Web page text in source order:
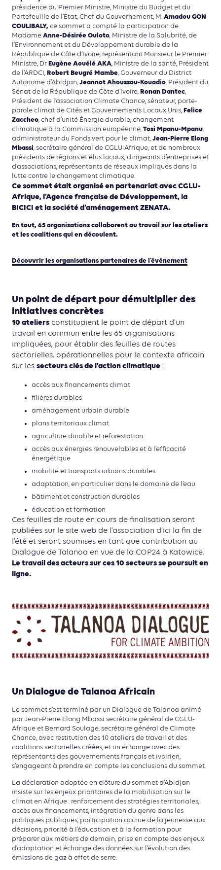
présidence du Premier Ministre, Ministre du Budget et du
Portefeuille de l’Etat, Chef du Gouvernement, M. Amadou GON
COULIBALY, ce sommet a compté la participation de
Madame Anne-Désirée Ouloto, Ministre de la Salubrité, de
l’Environnement et du Développement durable de la
République de Côte d’Ivoire, représentant Monsieur le Premier
Ministre, Dr Eugène Aouélé AKA, Ministre de la santé, Président
de l’ARDCI, Robert Beugré Mambe, Gouverneur du District
Autonome d’Abidjan, Jeannot Ahoussou-Kouadio, Président du
Sénat de la République de Côte d’Ivoire, Ronan Dantec,
Président de l’association Climate Chance, sénateur, porte-
parole climat de Cités et Gouvernements Locaux Unis, Felice
Zaccheo, chef d’unité Énergie durable, changement
climatique à la Commission européenne, Tosi Mpanu-Mpanu,
administrateur du Fonds vert pour le climat, Jean-Pierre Elong
Mbassi, secrétaire général de CGLU-Afrique, et de nombreux
présidents de régions et élus locaux, dirigeants d’entreprises et
d’associations, représentants de réseaux impliqués dans la
lutte contre le changement climatique.
Ce sommet était organisé en partenariat avec CGLU-
Afrique, l’Agence française de Développement, la
BICICI et la société d’aménagement ZENATA.
En tout, 65 organisations collaborent au travail sur les ateliers
et les coalitions qui en découlent.
Découvrir les organisations partenaires de l’événement
Un point de départ pour démultiplier des
initiatives concrètes
10 ateliers constituaient le point de départ d’un
travail en commun entre les 65 organisations
impliquées, pour établir des feuilles de routes
sectorielles, opérationnelles pour le contexte africain
sur les secteurs clés de l’action climatique :
accès aux financements climat
filières durables
aménagement urbain durable
plans territoriaux climat
agriculture durable et reforestation
accès aux énergies renouvelables et à l’efficacité
énergétique
mobilité et transports urbains durables
adaptation, en particulier dans le domaine de l’eau
bâtiment et construction durables
éducation et formation
Ces feuilles de route en cours de finalisation seront
publiées sur le site web de l’association d’ici la fin de
l’été et seront soumises en tant que contribution au
Dialogue de Talanoa en vue de la COP24 à Katowice.
Le travail des acteurs sur ces 10 secteurs se poursuit en
ligne.
Un Dialogue de Talanoa Africain
Le sommet s’est terminé par un Dialogue de Talanoa animé
par Jean-Pierre Elong Mbassi secrétaire général de CGLU-
Afrique et Bernard Soulage, secrétaire général de Climate
Chance, avec restitution des 10 ateliers de travail et des
coalitions sectorielles créées, et un échange avec des
représentants des gouvernements français et ivoirien,
s’engageant à prendre en compte les conclusions du sommet.
La déclaration adoptée en clôture du sommet d’Abidjan
insiste sur les enjeux prioritaires de la mobilisation sur le
climat en Afrique : renforcement des stratégies territoriales,
accès aux financements, intégration du genre dans les
politiques publiques, participation accrue de la jeunesse aux
décisions, priorité à l’éducation et à la formation pour
préparer aux métiers de demain, prise en compte des enjeux
d’adaptation et échange des données sur l’évolution des
émissions de gaz à effet de serre.